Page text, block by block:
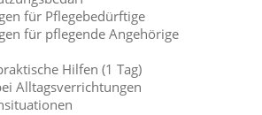
für Pflegebedürftige
für pflegende Angehörige
Hilfen (1 Tag)
Alltagsverrichtungen